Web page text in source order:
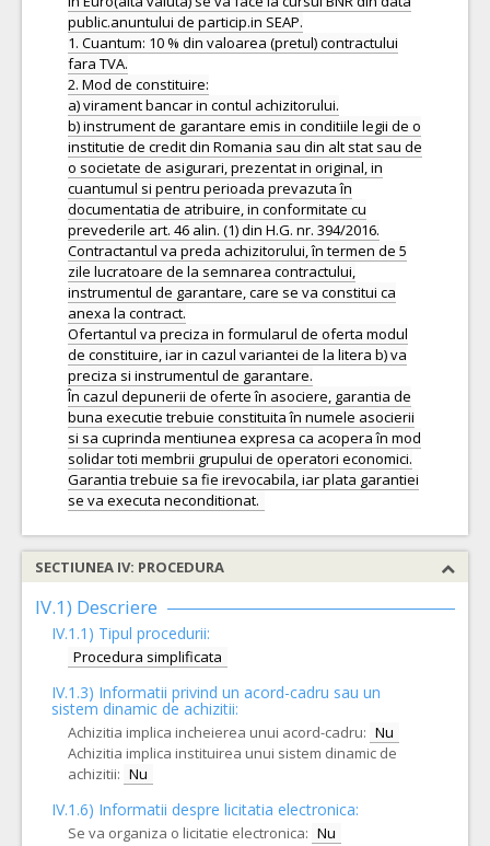
public.anuntului de particip.in SEAP.
1. Cuantum: 10 % din valoarea (pretul) contractului
fara TVA.
2. Mod de constituire:
a) virament bancar in contul achizitorului.
b) instrument de garantare emis in conditiile legii de o
institutie de credit din Romania sau din alt stat sau de
o societate de asigurari, prezentat in original, in
cuantumul si pentru perioada prevazuta în
documentatia de atribuire, in conformitate cu
prevederile art. 46 alin. (1) din H.G. nr. 394/2016.
Contractantul va preda achizitorului, în termen de 5
zile lucratoare de la semnarea contractului,
instrumentul de garantare, care se va constitui ca
anexa la contract.
Ofertantul va preciza in formularul de oferta modul
de constituire, iar in cazul variantei de la litera b) va
preciza si instrumentul de garantare.
În cazul depunerii de oferte în asociere, garantia de
buna executie trebuie constituita în numele asocierii
si sa cuprinda mentiunea expresa ca acopera în mod
solidar toti membrii grupului de operatori economici.
Garantia trebuie sa fie irevocabila, iar plata garantiei
SECTIUNEA IV: PROCEDURA
IV.1) Descriere
IV.1.1) Tipul procedurii:
Procedura simplificata
IV.1.3) Informatii privind un acord-cadru sau un
sistem dinamic de achizitii:
Achizitia implica incheierea unui acord-cadru: Nu
Achizitia implica instituirea unui sistem dinamic de
achizitii: Nu
IV.1.6) Informatii despre licitatia electronica:
Se va organiza o licitatie electronica: Nu